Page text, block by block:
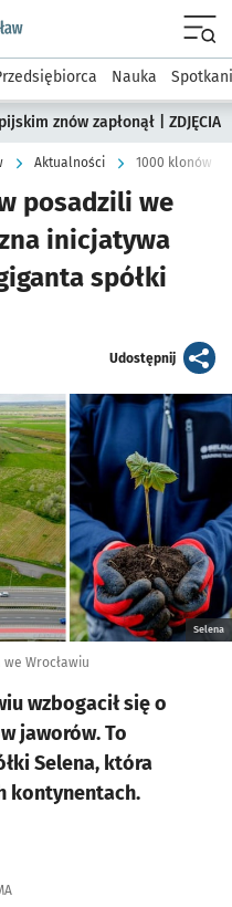
Strategia
Nauka
znów zapłonął | ZDJĘCIA
Aktualności
posadzili we
inicjatywa
spółki
Udostępnijartykuł
Selena
Wrocławiu
wzbogacił się o
jaworów. To
Selena, która
kontynentach.